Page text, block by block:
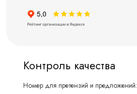
Контроль качества
Номер для претензий и предложений: